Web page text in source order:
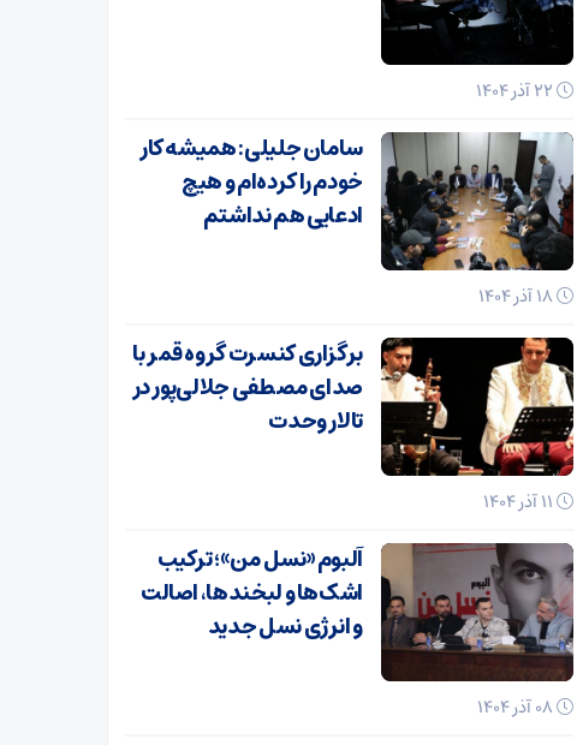
سامان جلیلی: همیشه کار
خودم را کرده‌ام و هیچ
ادعایی هم نداشتم
برگزاری کنسرت گروه قمر با
صدای مصطفی جلالی‌پور در
تالار وحدت
آلبوم «نسل من»؛ ترکیب
اشک‌ها و لبخندها، اصالت
و انرژی نسل جدید